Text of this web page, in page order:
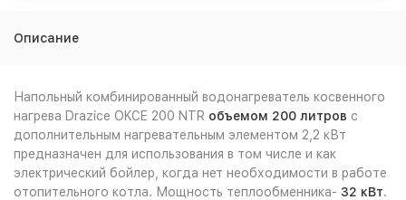
Описание
Напольный комбинированный водонагреватель косвенного
нагрева Drazice OKCE 200 NTR объемом 200 литров с
дополнительным нагревательным элементом 2,2 кВт
предназначен для использования в том числе и как
электрический бойлер, когда нет необходимости в работе
отопительного котла. Мощность теплообменника- 32 кВт.